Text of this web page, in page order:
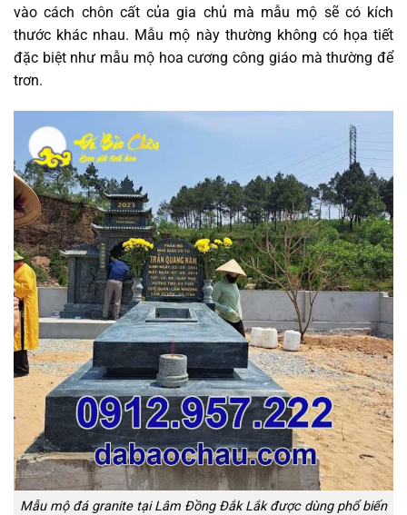
vào cách chôn cất của gia chủ mà mẫu mộ sẽ có kích
thước khác nhau. Mẫu mộ này thường không có họa tiết
đặc biệt như mẫu mộ hoa cương công giáo mà thường để
trơn.
Mẫu mộ đá granite tại Lâm Đồng Đắk Lắk được dùng phổ biến